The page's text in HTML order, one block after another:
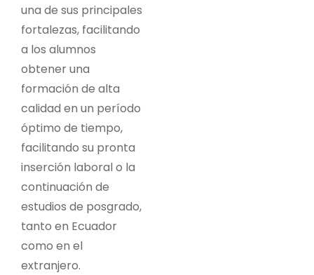
una de sus principales
fortalezas, facilitando
a los alumnos
obtener una
formación de alta
calidad en un período
óptimo de tiempo,
facilitando su pronta
inserción laboral o la
continuación de
estudios de posgrado,
tanto en Ecuador
como en el
extranjero.